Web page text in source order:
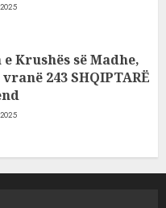
Krushës së Madhe,
243 SHQIPTARË